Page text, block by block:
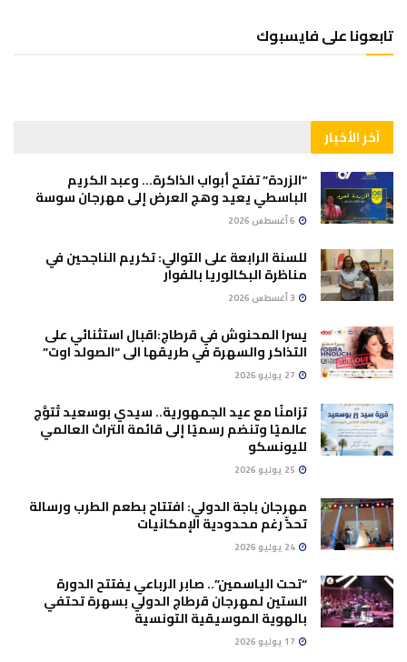
تابعونا على فايسبوك
آخر الأخبار
“الزردة” تفتح أبواب الذاكرة… وعبد الكريم
الباسطي يعيد وهج العرض إلى مهرجان سوسة
للسنة الرابعة على التوالي: تكريم الناجحين في
مناظرة البكالوريا بالفوار
يسرا المحنوش في قرطاج:اقبال استثنائي على
التذاكر والسهرة في طريقها الى “الصولد اوت”
تزامنًا مع عيد الجمهورية.. سيدي بوسعيد تُتوَّج
عالميًا وتنضم رسميًا إلى قائمة التراث العالمي
لليونسكو
مهرجان باجة الدولي: افتتاح بطعم الطرب ورسالة
تحدٍّ رغم محدودية الإمكانيات
“تحت الياسمين”.. صابر الرباعي يفتتح الدورة
الستين لمهرجان قرطاج الدولي بسهرة تحتفي
بالهوية الموسيقية التونسية